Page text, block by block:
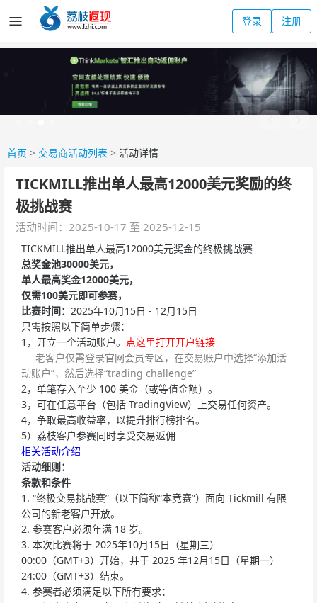
登录 注册
首页 > 交易商活动列表 > 活动详情
TICKMILL推出单人最高12000美元奖励的终
极挑战赛
活动时间：2025-10-17 至 2025-12-15
TICKMILL推出单人最高12000美元奖金的终极挑战赛
总奖金池30000美元，
单人最高奖金12000美元，
仅需100美元即可参赛，
比赛时间： 2025年10月15日 - 12月15日
只需按照以下简单步骤：
1，开立一个活动账户。 点这里打开开户链接
老客户仅需登录官网会员专区，在交易账户中选择“添加活
动账户”，然后选择“trading challenge”
2，单笔存入至少 100 美金（或等值金额）。
3，可在任意平台（包括 TradingView）上交易任何资产。
4，争取最高收益率，以提升排行榜排名。
5）荔枝客户参赛同时享受交易返佣
相关活动介绍
活动细则：
条款和条件
1. “终极交易挑战赛”（以下简称“本竞赛”）面向 Tickmill 有限
公司的新老客户开放。
2. 参赛客户必须年满 18 岁。
3. 本次比赛将于 2025年10月15日（星期三）
00:00（GMT+3）开始，并于 2025 年12月15日（星期一）
24:00（GMT+3）结束。
4. 参赛者必须满足以下所有要求：